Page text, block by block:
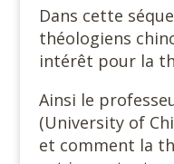
Dans cette
théologiens
intérêt pour la
Ainsi le
(University of
et comment la